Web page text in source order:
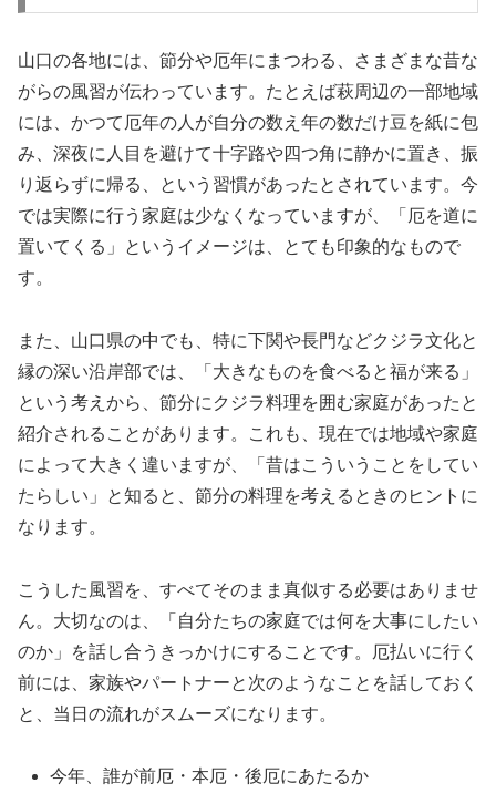
山口の各地には、節分や厄年にまつわる、さまざまな昔な
がらの風習が伝わっています。たとえば萩周辺の一部地域
には、かつて厄年の人が自分の数え年の数だけ豆を紙に包
み、深夜に人目を避けて十字路や四つ角に静かに置き、振
り返らずに帰る、という習慣があったとされています。今
では実際に行う家庭は少なくなっていますが、「厄を道に
置いてくる」というイメージは、とても印象的なもので
す。
また、山口県の中でも、特に下関や長門などクジラ文化と
縁の深い沿岸部では、「大きなものを食べると福が来る」
という考えから、節分にクジラ料理を囲む家庭があったと
紹介されることがあります。これも、現在では地域や家庭
によって大きく違いますが、「昔はこういうことをしてい
たらしい」と知ると、節分の料理を考えるときのヒントに
なります。
こうした風習を、すべてそのまま真似する必要はありませ
ん。大切なのは、「自分たちの家庭では何を大事にしたい
のか」を話し合うきっかけにすることです。厄払いに行く
前には、家族やパートナーと次のようなことを話しておく
と、当日の流れがスムーズになります。
今年、誰が前厄・本厄・後厄にあたるか